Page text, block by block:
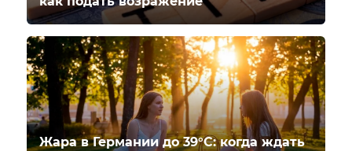
Жара в Германии до 39°C: когда ждать